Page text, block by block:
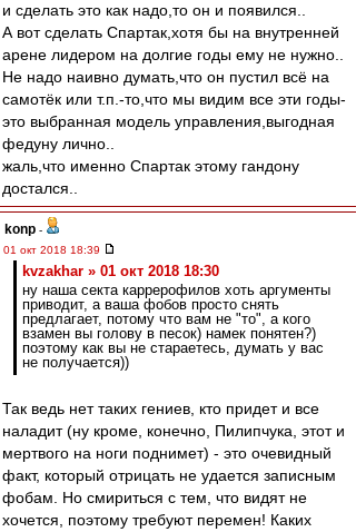
и сделать это как надо,то он и появился..
А вот сделать Спартак,хотя бы на внутренней
арене лидером на долгие годы ему не нужно..
Не надо наивно думать,что он пустил всё на
самотёк или т.п.-то,что мы видим все эти годы-
это выбранная модель управления,выгодная
федуну лично..
жаль,что именно Спартак этому гандону
достался..
konp -
01 окт 2018 18:39
kvzakhar » 01 окт 2018 18:30
ну наша секта каррерофилов хоть аргументы
приводит, а ваша фобов просто снять
предлагает, потому что вам не "то", а кого
взамен вы голову в песок) намек понятен?)
поэтому как вы не стараетесь, думать у вас
не получается))
Так ведь нет таких гениев, кто придет и все
наладит (ну кроме, конечно, Пилипчука, этот и
мертвого на ноги поднимет) - это очевидный
факт, который отрицать не удается записным
фобам. Но смириться с тем, что видят не
хочется, поэтому требуют перемен! Каких